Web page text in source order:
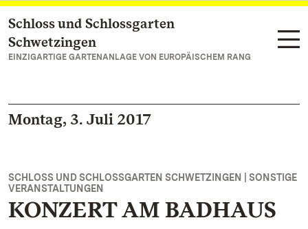
Zum Hauptinhalt springen
Schloss und Schlossgarten
Schwetzingen
EINZIGARTIGE GARTENANLAGE VON EUROPÄISCHEM RANG
Montag, 3. Juli 2017
SCHLOSS UND SCHLOSSGARTEN SCHWETZINGEN | SONSTIGE
VERANSTALTUNGEN
KONZERT AM BADHAUS